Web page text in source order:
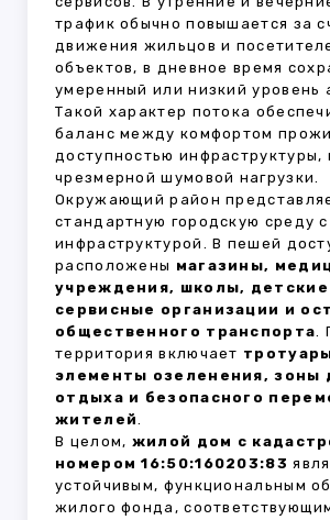
трафик обычно повышается за
движения жильцов и
объектов, в дневное время
умеренный или низкий уровень
Такой характер потока
баланс между комфортом
доступностью инфраструктуры,
чрезмерной шумовой нагрузки.
Окружающий район
стандартную городскую среду с
инфраструктурой. В пешей
расположены магазины,
учреждения, школы, детские
сервисные организации и
общественного транспорта.
территория включает
элементы озеленения, зоны
отдыха и безопасного
жителей.
В целом, жилой дом с
номером 16:50:160203:83
устойчивым, функциональным
жилого фонда,